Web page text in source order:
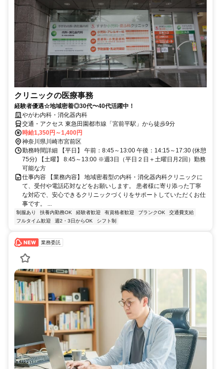
クリニックの医療事務
経験者優遇☆地域密着◎30代〜40代活躍中！
やがわ内科・消化器内科
交通・アクセス 東急田園都市線「宮前平駅」から徒歩9分
時給1,350円～1,400円
神奈川県川崎市宮前区
勤務時間詳細 【平日】 午前：8:45～13:00 午後：14:15～17:30 (休憩
75分) 【土曜】 8:45～13:00 ※週3日（平日２日＋土曜日月2回）勤務
可能な方
仕事内容 【業務内容】 地域密着型の内科・消化器内科クリニックに
て、受付や電話応対などをお願いします。 患者様に寄り添った丁寧
な対応で、安心できるクリニックづくりをサポートしていただくお仕
事です。 ...
制服あり 扶養内勤務OK 経験者歓迎 有資格者歓迎 ブランクOK
交通費支給
フルタイム歓迎
週2・3日からOK シフト制
業務委託